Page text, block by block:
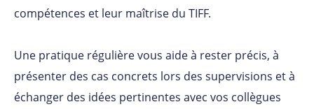
compétences et leur maîtrise du TIFF.
Une pratique régulière vous aide à rester précis, à
présenter des cas concrets lors des supervisions et à
échanger des idées pertinentes avec vos collègues